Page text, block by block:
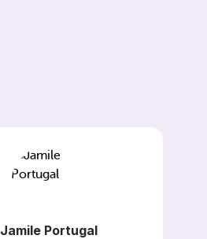
Jamile Portugal